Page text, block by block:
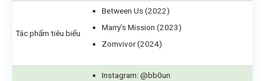
Tác phẩm tiêu biểu
Between Us (2022)
Marry’s Mission (2023)
Zomvivor (2024)
Instagram: @bb0un